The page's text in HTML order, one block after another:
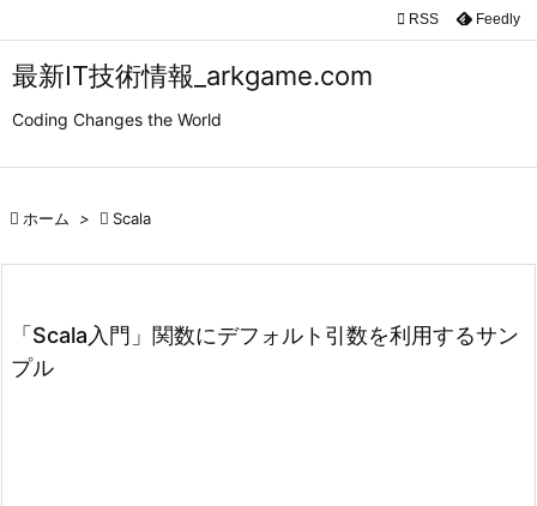
最新IT技術情報_arkgame.com
Coding Changes the World


検索
 RSS Feedly
 ホーム >  Scala
「Scala入門」関数にデフォルト引数を利用するサン
プル